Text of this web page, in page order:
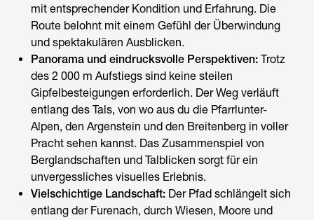
mit entsprechender Kondition und Erfahrung. Die
Route belohnt mit einem Gefühl der Überwindung
und spektakulären Ausblicken.
Panorama und eindrucksvolle Perspektiven: Trotz
des 2 000 m Aufstiegs sind keine steilen
Gipfelbesteigungen erforderlich. Der Weg verläuft
entlang des Tals, von wo aus du die Pfarrlunter-
Alpen, den Argenstein und den Breitenberg in voller
Pracht sehen kannst. Das Zusammenspiel von
Berglandschaften und Talblicken sorgt für ein
unvergessliches visuelles Erlebnis.
Vielschichtige Landschaft: Der Pfad schlängelt sich
entlang der Furenach, durch Wiesen, Moore und